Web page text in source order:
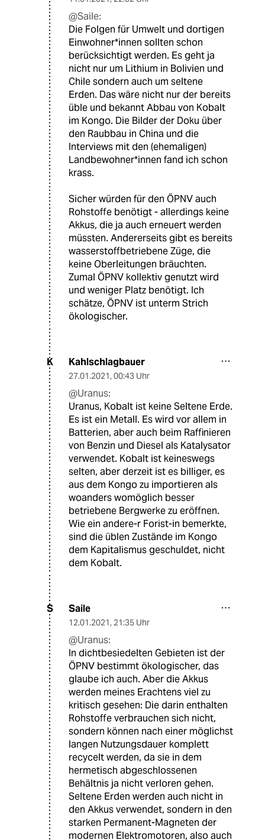
@Saile:
Die Folgen für Umwelt und dortigen
Einwohner*innen sollten schon
berücksichtigt werden. Es geht ja
nicht nur um Lithium in Bolivien und
Chile sondern auch um seltene
Erden. Das wäre nicht nur der bereits
üble und bekannt Abbau von Kobalt
im Kongo. Die Bilder der Doku über
den Raubbau in China und die
Interviews mit den (ehemaligen)
Landbewohner*innen fand ich schon
krass.
Sicher würden für den ÖPNV auch
Rohstoffe benötigt - allerdings keine
Akkus, die ja auch erneuert werden
müssten. Andererseits gibt es bereits
wasserstoffbetriebene Züge, die
keine Oberleitungen bräuchten.
Zumal ÖPNV kollektiv genutzt wird
und weniger Platz benötigt. Ich
schätze, ÖPNV ist unterm Strich
ökologischer.
K Kahlschlagbauer
27.01.2021, 00:43 Uhr
@Uranus:
Uranus, Kobalt ist keine Seltene Erde.
Es ist ein Metall. Es wird vor allem in
Batterien, aber auch beim Raffinieren
von Benzin und Diesel als Katalysator
verwendet. Kobalt ist keineswegs
selten, aber derzeit ist es billiger, es
aus dem Kongo zu importieren als
woanders womöglich besser
betriebene Bergwerke zu eröffnen.
Wie ein andere-r Forist-in bemerkte,
sind die üblen Zustände im Kongo
dem Kapitalismus geschuldet, nicht
dem Kobalt.
S Saile
12.01.2021, 21:35 Uhr
@Uranus:
In dichtbesiedelten Gebieten ist der
ÖPNV bestimmt ökologischer, das
glaube ich auch. Aber die Akkus
werden meines Erachtens viel zu
kritisch gesehen: Die darin enthalten
Rohstoffe verbrauchen sich nicht,
sondern können nach einer möglichst
langen Nutzungsdauer komplett
recycelt werden, da sie in dem
hermetisch abgeschlossenen
Behältnis ja nicht verloren gehen.
Seltene Erden werden auch nicht in
den Akkus verwendet, sondern in den
starken Permanent-Magneten der
modernen Elektromotoren, also auch